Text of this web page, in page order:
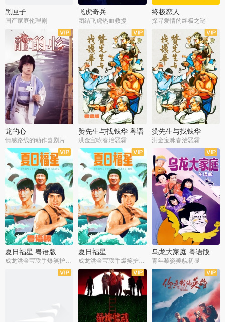
黑匣子
国产家庭伦理剧
飞虎奇兵
团结飞虎热血救援
终极恋人
探寻爱情的终极之谜
龙的心
情感路线的动作喜剧片
赞先生与找钱华 粤语
版
洪金宝咏春治恶霸
赞先生与找钱华
洪金宝咏春治恶霸
夏日福星 粤语版 夏日福星 乌龙大家庭 粤语版
青年黎姿美貌初显